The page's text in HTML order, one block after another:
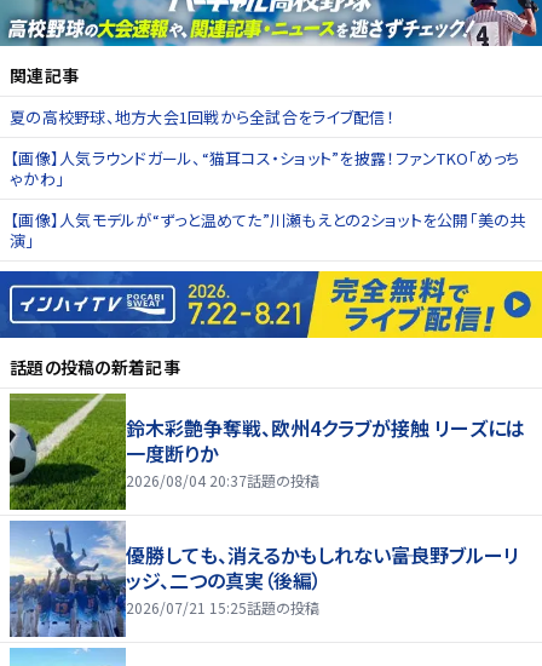
関連記事
夏の高校野球、地方大会1回戦から全試合をライブ配信！
【画像】人気ラウンドガール、“猫耳コス・ショット”を披露！ファンTKO「めっち
ゃかわ」
【画像】人気モデルが“ずっと温めてた”川瀬もえとの2ショットを公開「美の共
演」
話題の投稿の新着記事
鈴木彩艶争奪戦、欧州4クラブが接触 リーズには
一度断りか
2026/08/04 20:37話題の投稿
優勝しても、消えるかもしれない――富良野ブルーリ
ッジ、二つの真実（後編）
2026/07/21 15:25話題の投稿